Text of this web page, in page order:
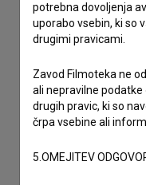
potrebna dovoljenja
uporabo vsebin, ki so
drugimi pravicami.
Zavod Filmoteka ne
ali nepravilne
drugih pravic, ki so
črpa vsebine ali
5.OMEJITEV